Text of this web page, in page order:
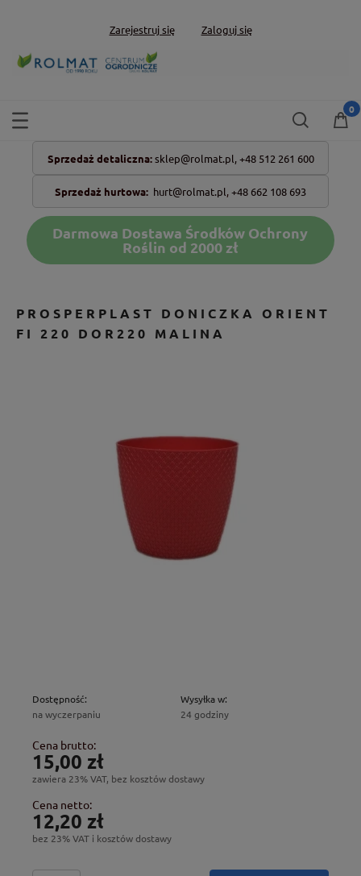
Zarejestruj się Zaloguj się
Sprzedaż detaliczna: sklep@rolmat.pl, +48 512 261 600
Sprzedaż hurtowa: hurt@rolmat.pl,+48 662 108 693
Darmowa Dostawa Środków Ochrony
Roślin od 2000 zł
PROSPERPLAST DONICZKA ORIENT
FI 220 DOR220 MALINA
Dostępność:
na wyczerpaniu
Wysyłka w:
24 godziny
Cena brutto:
15,00 zł
zawiera 23% VAT, bez kosztów dostawy
Cena netto:
12,20 zł
bez 23% VAT i kosztów dostawy